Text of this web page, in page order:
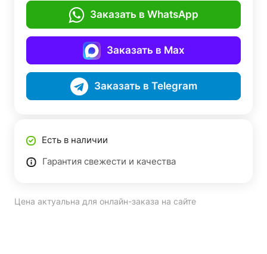
Заказать в WhatsApp
Заказать в Max
Заказать в Telegram
Есть в наличии
Гарантия свежести и качества
Цена актуальна для онлайн-заказа на сайте